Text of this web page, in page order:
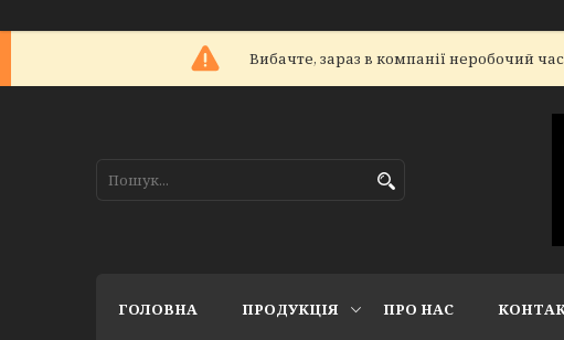
Вибачте, зараз в компанії
ГОЛОВНА ПРОДУКЦІЯ ПРО НАС